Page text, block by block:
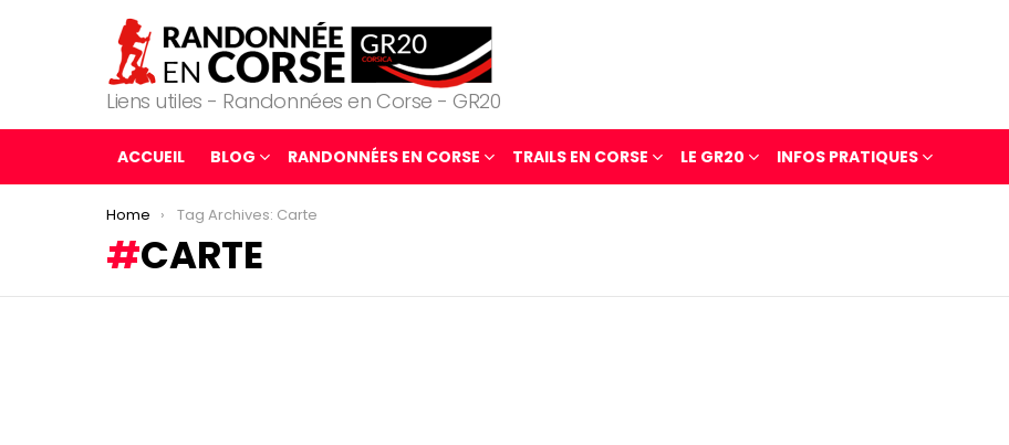
Liens utiles - Randonnées en Corse - GR20
ACCUEIL BLOG RANDONNÉES EN CORSE TRAILS EN CORSE LE GR20 INFOS PRATIQUES
You are here:
Home Tag Archives: Carte
CARTE